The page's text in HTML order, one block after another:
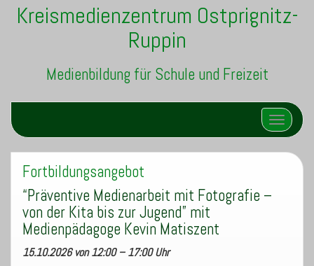
Kreismedienzentrum Ostprignitz-
Ruppin
Medienbildung für Schule und Freizeit
Schalte
Fortbildungsangebot
“Präventive Medienarbeit mit Fotografie –
von der Kita bis zur Jugend” mit
Medienpädagoge Kevin Matiszent
15.10.2026 von 12:00 – 17:00 Uhr